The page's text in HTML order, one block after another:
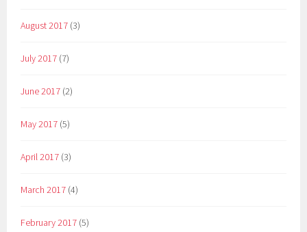
August 2017 (3)
July 2017 (7)
June 2017 (2)
May 2017 (5)
April 2017 (3)
March 2017 (4)
February 2017 (5)